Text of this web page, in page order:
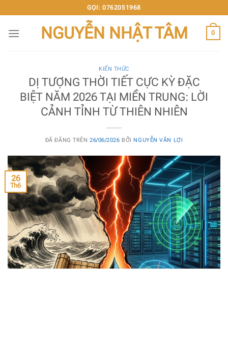
đến
nội
GỌI: 0762051968
NGUYỄN NHẬT TÂM 0
KIẾN THỨC
DỊ TƯỢNG THỜI TIẾT CỰC KỲ ĐẶC
BIỆT NĂM 2026 TẠI MIỀN TRUNG: LỜI
CẢNH TỈNH TỪ THIÊN NHIÊN
ĐÃ ĐĂNG TRÊN 26/06/2026 BỞI NGUYỄN VĂN LỢI
26
Th6